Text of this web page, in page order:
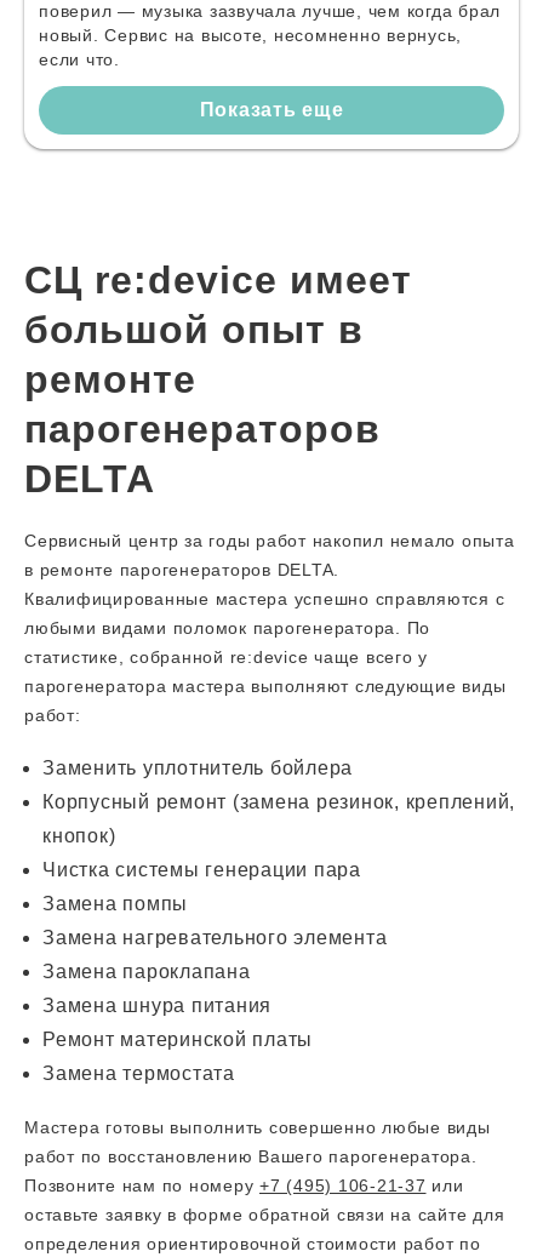
поверил — музыка зазвучала лучше, чем когда брал
новый. Сервис на высоте, несомненно вернусь,
если что.
Показать еще
СЦ re:device имеет
большой опыт в
ремонте
парогенераторов
DELTA
Сервисный центр за годы работ накопил немало опыта
в ремонте парогенераторов DELTA.
Квалифицированные мастера успешно справляются с
любыми видами поломок парогенератора. По
статистике, собранной re:device чаще всего у
парогенератора мастера выполняют следующие виды
работ:
Заменить уплотнитель бойлера
Корпусный ремонт (замена резинок, креплений,
кнопок)
Чистка системы генерации пара
Замена помпы
Замена нагревательного элемента
Замена пароклапана
Замена шнура питания
Ремонт материнской платы
Замена термостата
Мастера готовы выполнить совершенно любые виды
работ по восстановлению Вашего парогенератора.
Позвоните нам по номеру +7 (495) 106-21-37 или
оставьте заявку в форме обратной связи на сайте для
определения ориентировочной стоимости работ по